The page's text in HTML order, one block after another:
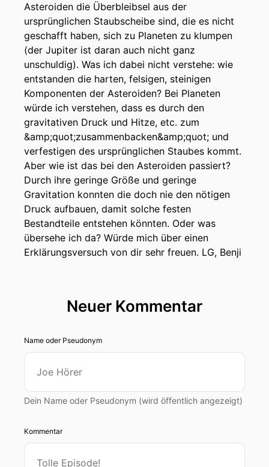
Asteroiden die Überbleibsel aus der
ursprünglichen Staubscheibe sind, die es nicht
geschafft haben, sich zu Planeten zu klumpen
(der Jupiter ist daran auch nicht ganz
unschuldig). Was ich dabei nicht verstehe: wie
entstanden die harten, felsigen, steinigen
Komponenten der Asteroiden? Bei Planeten
würde ich verstehen, dass es durch den
gravitativen Druck und Hitze, etc. zum
&amp;quot;zusammenbacken&amp;quot; und
verfestigen des ursprünglichen Staubes kommt.
Aber wie ist das bei den Asteroiden passiert?
Durch ihre geringe Größe und geringe
Gravitation konnten die doch nie den nötigen
Druck aufbauen, damit solche festen
Bestandteile entstehen könnten. Oder was
übersehe ich da? Würde mich über einen
Erklärungsversuch von dir sehr freuen. LG, Benji
Neuer Kommentar
Name oder Pseudonym
Dein Name oder Pseudonym (wird öffentlich angezeigt)
Kommentar